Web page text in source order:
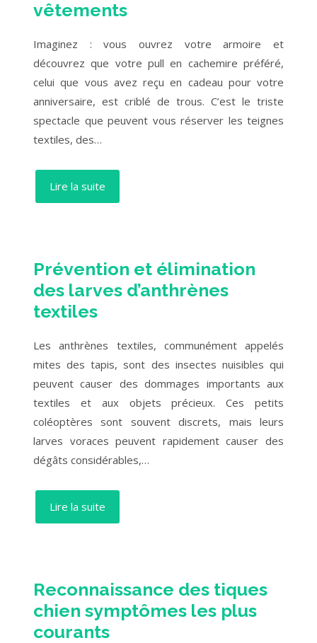
vêtements
Imaginez : vous ouvrez votre armoire et
découvrez que votre pull en cachemire préféré,
celui que vous avez reçu en cadeau pour votre
anniversaire, est criblé de trous. C’est le triste
spectacle que peuvent vous réserver les teignes
textiles, des…
Lire la suite
Prévention et élimination
des larves d’anthrènes
textiles
Les anthrènes textiles, communément appelés
mites des tapis, sont des insectes nuisibles qui
peuvent causer des dommages importants aux
textiles et aux objets précieux. Ces petits
coléoptères sont souvent discrets, mais leurs
larves voraces peuvent rapidement causer des
dégâts considérables,…
Lire la suite
Reconnaissance des tiques
chien symptômes les plus
courants